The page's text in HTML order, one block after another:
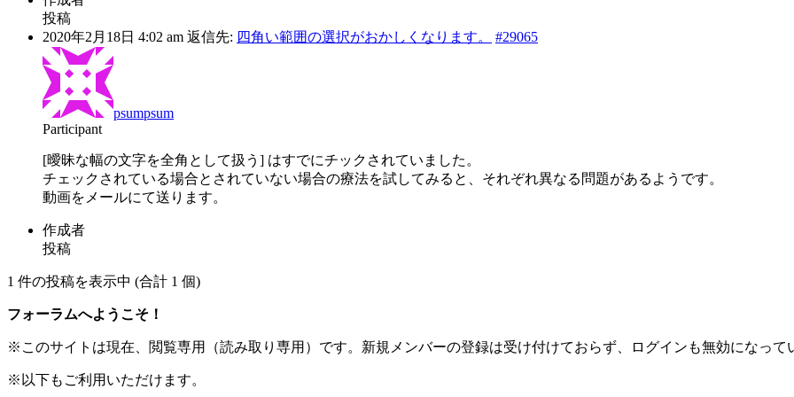
投稿
2020年2月18日 4:02 am 返信先: 四角い範囲の選択がおかしくなります。 #29065
psumpsum
Participant
[曖昧な幅の文字を全角として扱う] はすでにチックされていました。
チェックされている場合とされていない場合の療法を試してみると、それぞれ異なる問題があるようです。
動画をメールにて送ります。
作成者
投稿
1 件の投稿を表示中 (合計 1 個)
フォーラムへようこそ！
※このサイトは現在、閲覧専用（読み取り専用）です。新規メンバーの登録は受け付けておらず、ログインも無効になって
※以下もご利用いただけます。